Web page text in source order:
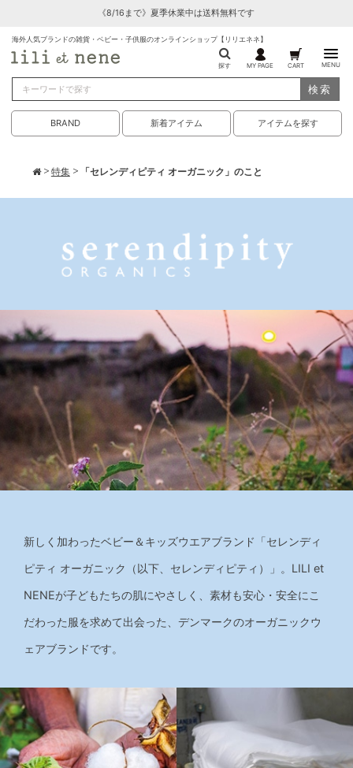
《8/16まで》夏季休業中は送料無料です
海外人気ブランドの雑貨・ベビー・子供服のオンラインショップ【リリエネネ】
探す MY PAGE CART MENU
検索
BRAND 新着アイテム アイテムを探す
>特集> 「セレンディピティ オーガニック」のこと
新しく加わったベビー＆キッズウエアブランド「セレンディ
ピティ オーガニック（以下、セレンディピティ）」。LILI et
NENEが子どもたちの肌にやさしく、素材も安心・安全にこ
だわった服を求めて出会った、デンマークのオーガニックウ
ェアブランドです。